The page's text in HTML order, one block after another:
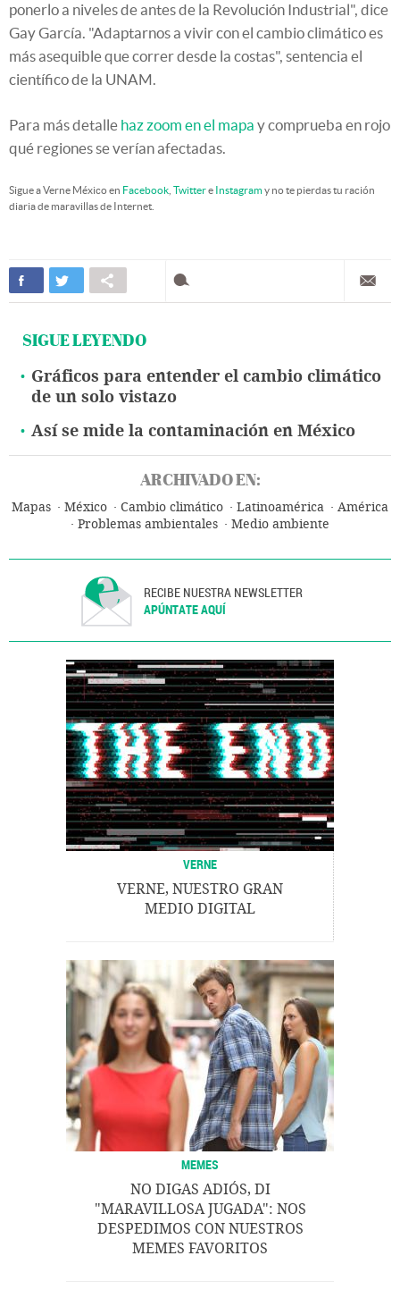
ponerlo a niveles de antes de la Revolución Industrial", dice
Gay García. "Adaptarnos a vivir con el cambio climático es
más asequible que correr desde la costas", sentencia el
científico de la UNAM.
Para más detalle haz zoom en el mapa y comprueba en rojo
qué regiones se verían afectadas.
Sigue a Verne México en Facebook Twittere Instagramy no te pierdas tu ración
diaria de maravillas de Internet.
SIGUE LEYENDO
Gráficos para entender el cambio climático
de un solo vistazo
Así se mide la contaminación en México
ARCHIVADO EN:
Mapas México Cambio climático Latinoamérica
América
Problemas ambientales
Medio ambiente
RECIBE NUESTRA NEWSLETTER
APÚNTATE AQUÍ
VERNE
VERNE, NUESTRO GRAN
MEDIO DIGITAL
MEMES
NO DIGAS ADIÓS, DI
"MARAVILLOSA JUGADA": NOS
DESPEDIMOS CON NUESTROS
MEMES FAVORITOS